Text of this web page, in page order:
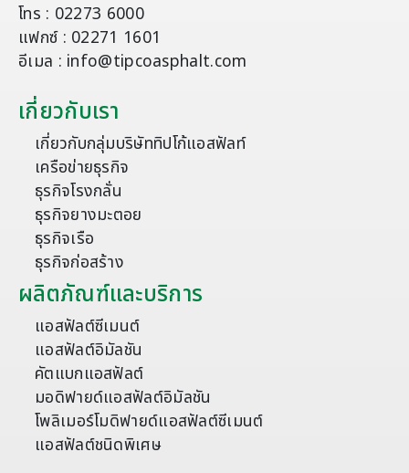
โทร : 02273 6000
แฟกซ์ : 02271 1601
อีเมล : info@tipcoasphalt.com
เกี่ยวกับเรา
เกี่ยวกับกลุ่มบริษัททิปโก้แอสฟัลท์
เครือข่ายธุรกิจ
ธุรกิจโรงกลั่น
ธุรกิจยางมะตอย
ธุรกิจเรือ
ธุรกิจก่อสร้าง
ผลิตภัณฑ์และบริการ
แอสฟัลต์ซีเมนต์
แอสฟัลต์อิมัลชัน
คัตแบกแอสฟัลต์
มอดิฟายด์แอสฟัลต์อิมัลชัน
โพลิเมอร์โมดิฟายด์แอสฟัลต์ซีเมนต์
แอสฟัลต์ชนิดพิเศษ